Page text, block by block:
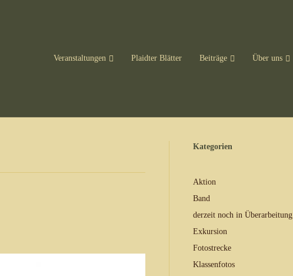
Veranstaltungen Plaidter Blätter Beiträge Über uns
Kategorien
Aktion
Band
derzeit noch in Überarbeitung
Exkursion
Fotostrecke
Klassenfotos